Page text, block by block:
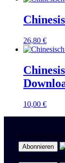
26,80 €
10,00 €
Newsletter
Newsletter